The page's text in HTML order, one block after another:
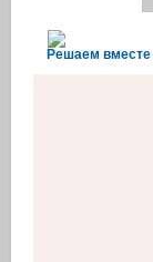
Решаем вместе